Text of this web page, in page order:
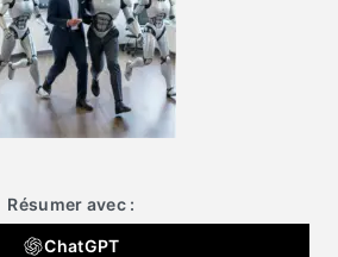
Résumer avec :
ChatGPT